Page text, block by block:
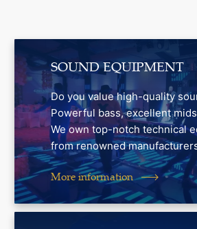
SOUND EQUIPMENT
Do you value high-quality
Powerful bass, excellent
We own top-notch technical
from renowned
More information